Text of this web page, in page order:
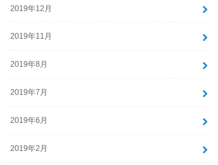
2019年12月
2019年11月
2019年8月
2019年7月
2019年6月
2019年2月